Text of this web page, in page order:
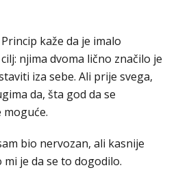
kaže da je imalo
njima dvoma lično značilo je
iza sebe. Ali prije svega,
da, šta god da se
bio nervozan, ali kasnije
je da se to dogodilo.